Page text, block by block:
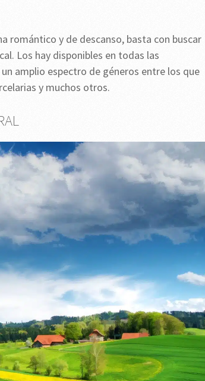
romántico y de descanso, basta con buscar
Los hay disponibles en todas las
amplio espectro de géneros entre los que
y muchos otros.